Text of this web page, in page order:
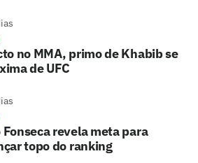
no MMA, primo de Khabib se
de UFC
Fonseca revela meta para
topo do ranking